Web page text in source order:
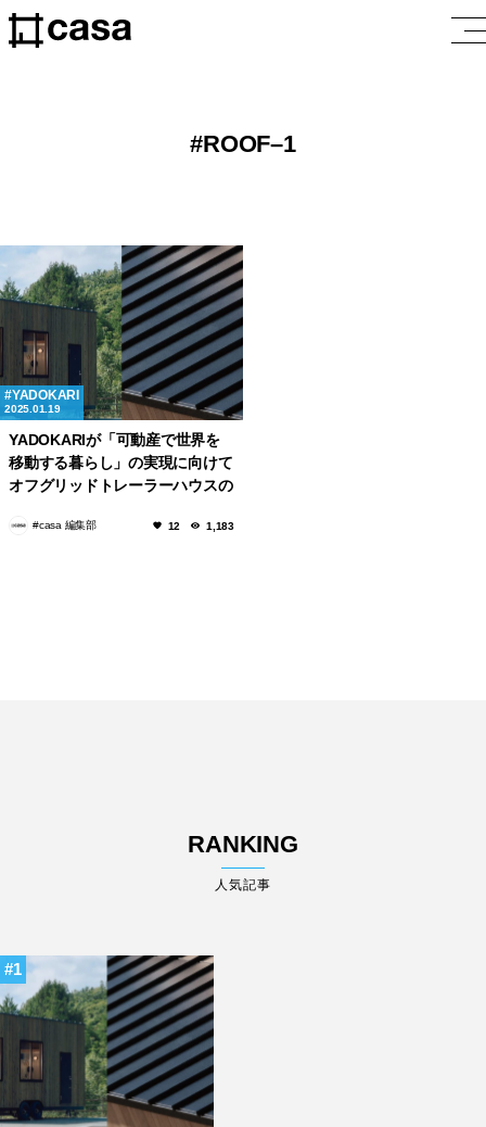
ROOF–1
YADOKARI
2025.01.19
YADOKARIが「可動産で世界を
移動する暮らし」の実現に向けて
オフグリッドトレーラーハウスの
#casa 編集部 12 1,183
RANKING
人気記事
1